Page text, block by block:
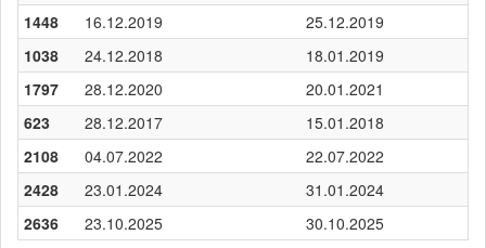
1448
16.12.2019
25.12.2019
1038
24.12.2018
18.01.2019
1797
28.12.2020
20.01.2021
623
28.12.2017
15.01.2018
2108
04.07.2022
22.07.2022
2428
23.01.2024
31.01.2024
2636
23.10.2025 30.10.2025